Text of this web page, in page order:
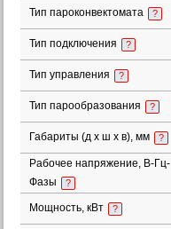
Тип пароконвектомата ?
Тип подключения ?
Тип управления ?
Тип парообразования ?
Габариты (д х ш x в), мм ?
Рабочее напряжение, В-Гц-
Фазы
?
Мощность, кВт ?